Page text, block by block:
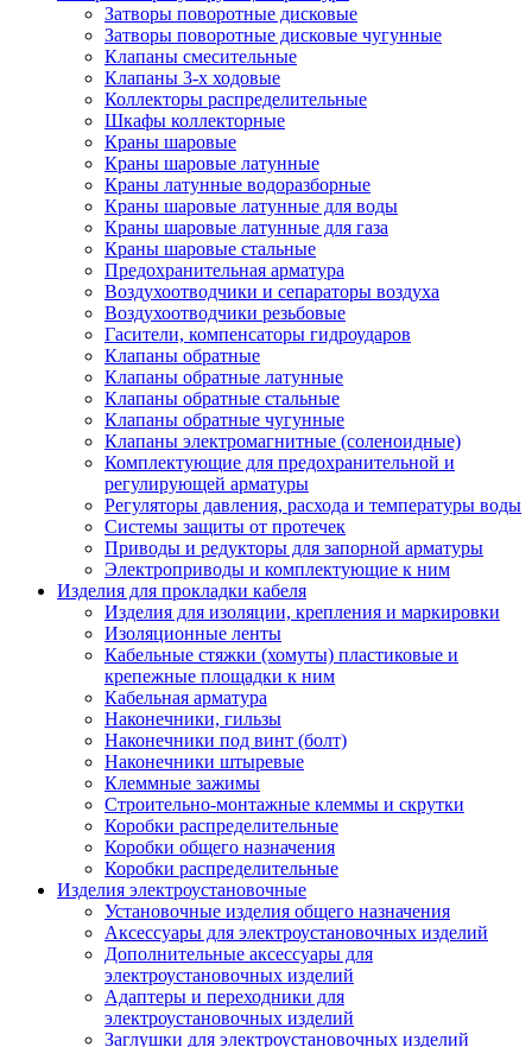
Затворы поворотные дисковые
Затворы поворотные дисковые чугунные
Клапаны смесительные
Клапаны 3-х ходовые
Коллекторы распределительные
Шкафы коллекторные
Краны шаровые
Краны шаровые латунные
Краны латунные водоразборные
Краны шаровые латунные для воды
Краны шаровые латунные для газа
Краны шаровые стальные
Предохранительная арматура
Воздухоотводчики и сепараторы воздуха
Воздухоотводчики резьбовые
Гасители, компенсаторы гидроударов
Клапаны обратные
Клапаны обратные латунные
Клапаны обратные стальные
Клапаны обратные чугунные
Клапаны электромагнитные (соленоидные)
Комплектующие для предохранительной и
регулирующей арматуры
Регуляторы давления, расхода и температуры воды
Системы защиты от протечек
Приводы и редукторы для запорной арматуры
Электроприводы и комплектующие к ним
Изделия для прокладки кабеля
Изделия для изоляции, крепления и маркировки
Изоляционные ленты
Кабельные стяжки (хомуты) пластиковые и
крепежные площадки к ним
Кабельная арматура
Наконечники, гильзы
Наконечники под винт (болт)
Наконечники штыревые
Клеммные зажимы
Строительно-монтажные клеммы и скрутки
Коробки распределительные
Коробки общего назначения
Коробки распределительные
Изделия электроустановочные
Установочные изделия общего назначения
Аксессуары для электроустановочных изделий
Дополнительные аксессуары для
электроустановочных изделий
Адаптеры и переходники для
электроустановочных изделий
Заглушки для электроустановочных изделий